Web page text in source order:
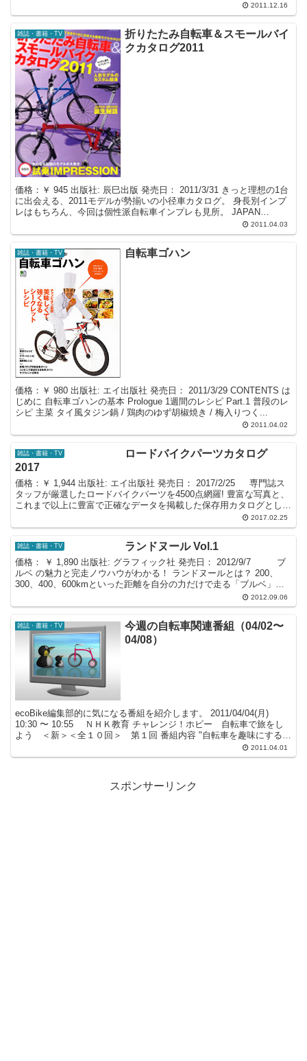
2011.12.16
雑誌・書籍・TV
折りたたみ自転車＆スモールバイ
クカタログ2011
価格：￥ 945 出版社: 辰巳出版 発売日： 2011/3/31 きっと理想の1台
に出会える、2011モデルが勢揃いの小径車カタログ。 身長別インプ
レはもちろん、今回は個性派自転車インプレも見所。 JAPAN
2011.04.03
雑誌・書籍・TV 自転車ゴハン
価格：￥ 980 出版社: エイ出版社 発売日： 2011/3/29 CONTENTS は
じめに 自転車ゴハンの基本 Prologue 1週間のレシピ Part.1 普段のレ
シピ 主菜 タイ風タジン鍋 / 鶏肉のゆず胡椒焼き / 梅入りつく...
2011.04.02
雑誌・書籍・TV
ロードバイクパーツカタログ
2017
価格：￥ 1,944 出版社: エイ出版社 発売日： 2017/2/25 専門誌ス
タッフが厳選したロードバイクパーツを4500点網羅! 豊富な写真と、
これまで以上に豊富で正確なデータを掲載した保存用カタログとし
2017.02.25
雑誌・書籍・TV ランドヌール Vol.1
価格： ￥ 1,890 出版社: グラフィック社 発売日： 2012/9/7 ブ
ルベ の魅力と完走ノウハウがわかる！ ランドヌールとは？ 200、
300、400、600kmといった距離を自分の力だけで走る「ブルベ」。
2012.09.06
雑誌・書籍・TV
今週の自転車関連番組（04/02〜
04/08）
ecoBike編集部的に気になる番組を紹介します。 2011/04/04(月)
10:30 〜 10:55 ＮＨＫ教育 チャレンジ！ホビー 自転車で旅をし
よう ＜新＞＜全１０回＞ 第１回 番組内容 "自転車を趣味にする人
2011.04.01
スポンサーリンク